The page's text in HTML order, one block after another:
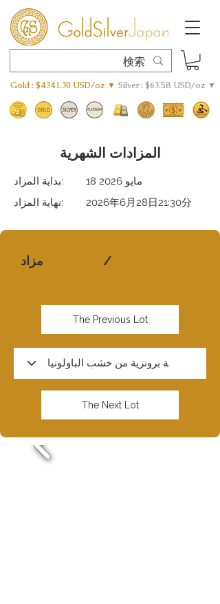
Gold : $4341.30 USD/oz ▼ Silver : $63.58 USD/oz ▼
المزادات الشهرية
بداية المزاد:
18 مايو 2026
نهاية المزاد:
2026年6月28日21:30分
مزاد /
The Previous Lot
The Next Lot